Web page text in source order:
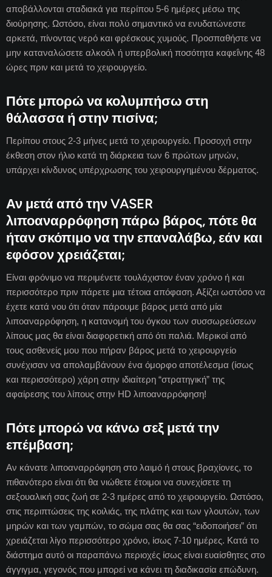
αποβάλλονται σταδιακά για περίπου 5-6 ημέρες μέσω της
διούρησης. Ωστόσο, είναι πολύ σημαντικό να ενυδατώνεστε
αρκετά, πίνοντας νερό και φρέσκους χυμούς. Προσπαθήστε να
μην καταναλώσετε αλκοόλ ή υπερβολική ποσότητα καφεΐνης 48
ώρες πριν και μετά το χειρουργείο.
Πότε μπορώ να κολυμπήσω στη
θάλασσα ή στην πισίνα;
Περίπου στους 2-3 μήνες μετά το χειρουργείο. Προσοχή στην
έκθεση στον ήλιο κατά τη διάρκεια των 6 πρώτων μηνών,
υπάρχει κίνδυνος υπέρχρωσης του χειρουργημένου δέρματος.
Αν μετά από την VASER
λιποαναρρόφηση πάρω βάρος, πότε θα
ήταν σκόπιμο να την επαναλάβω, εάν και
εφόσον χρειάζεται;
Είναι φρόνιμο να περιμένετε τουλάχιστον έναν χρόνο ή και
περισσότερο πριν πάρετε μια τέτοια απόφαση. Αξίζει ωστόσο να
έχετε κατά νου ότι όταν πάρουμε βάρος μετά από μία
λιποαναρρόφηση, η κατανομή του όγκου των συσσωρεύσεων
λίπους μας θα είναι διαφορετική από ότι παλιά. Μερικοί από
τους ασθενείς μου που πήραν βάρος μετά το χειρουργείο
συνέχισαν να απολαμβάνουν ένα όμορφο αποτέλεσμα (ίσως
και περισσότερο) χάρη στην ιδιαίτερη “στρατηγική” της
αφαίρεσης του λίπους στην HD λιποαναρρόφηση!
Πότε μπορώ να κάνω σεξ μετά την
επέμβαση;
Αν κάνατε λιποαναρρόφηση στο λαιμό ή στους βραχίονες, το
πιθανότερο είναι ότι θα νιώθετε έτοιμοι να συνεχίσετε τη
σεξουαλική σας ζωή σε 2-3 ημέρες από το χειρουργείο. Ωστόσο,
στις περιπτώσεις της κοιλιάς, της πλάτης και των γλουτών, των
μηρών και των γαμπών, το σώμα σας θα σας “ειδοποιήσει” ότι
χρειάζεται λίγο περισσότερο χρόνο, ίσως 7-10 ημέρες. Κατά το
διάστημα αυτό οι παραπάνω περιοχές ίσως είναι ευαίσθητες στο
άγγιγμα, γεγονός που μπορεί να κάνει τη διαδικασία επώδυνη.